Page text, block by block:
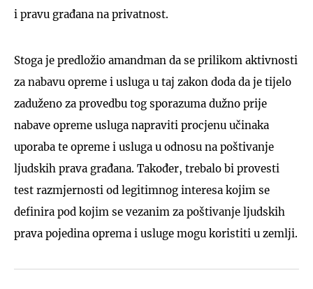
i pravu građana na privatnost.
Stoga je predložio amandman da se prilikom aktivnosti
za nabavu opreme i usluga u taj zakon doda da je tijelo
zaduženo za provedbu tog sporazuma dužno prije
nabave opreme usluga napraviti procjenu učinaka
uporaba te opreme i usluga u odnosu na poštivanje
ljudskih prava građana. Također, trebalo bi provesti
test razmjernosti od legitimnog interesa kojim se
definira pod kojim se vezanim za poštivanje ljudskih
prava pojedina oprema i usluge mogu koristiti u zemlji.